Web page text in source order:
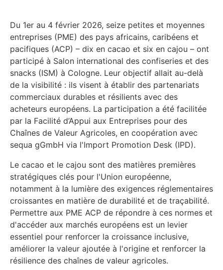
Du 1er au 4 février 2026, seize petites et moyennes
entreprises (PME) des pays africains, caribéens et
pacifiques (ACP) – dix en cacao et six en cajou – ont
participé à Salon international des confiseries et des
snacks (ISM) à Cologne. Leur objectif allait au-delà
de la visibilité : ils visent à établir des partenariats
commerciaux durables et résilients avec des
acheteurs européens. La participation a été facilitée
par la Facilité d’Appui aux Entreprises pour des
Chaînes de Valeur Agricoles, en coopération avec
sequa gGmbH via l'Import Promotion Desk (IPD).
Le cacao et le cajou sont des matières premières
stratégiques clés pour l'Union européenne,
notamment à la lumière des exigences réglementaires
croissantes en matière de durabilité et de traçabilité.
Permettre aux PME ACP de répondre à ces normes et
d'accéder aux marchés européens est un levier
essentiel pour renforcer la croissance inclusive,
améliorer la valeur ajoutée à l'origine et renforcer la
résilience des chaînes de valeur agricoles.